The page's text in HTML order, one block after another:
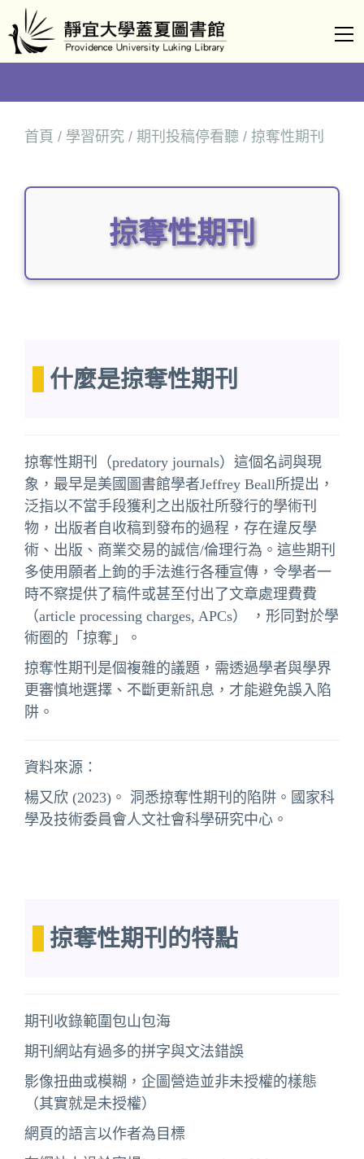
到
主
內
首頁 / 學習研究 / 期刊投稿停看聽 / 掠奪性期刊
掠奪性期刊
什麼是掠奪性期刊
掠奪性期刊（predatory journals）這個名詞與現
象，最早是美國圖書館學者Jeffrey Beall所提出，
泛指以不當手段獲利之出版社所發行的學術刊
物，出版者自收稿到發布的過程，存在違反學
術、出版、商業交易的誠信/倫理行為。這些期刊
多使用願者上鉤的手法進行各種宣傳，令學者一
時不察提供了稿件或甚至付出了文章處理費費
（article processing charges, APCs）
，形同對於學
術圈的「掠奪」。
掠奪性期刊是個複雜的議題，需透過學者與學界
更審慎地選擇、不斷更新訊息，才能避免誤入陷
阱。
資料來源：
楊又欣 (2023)。 洞悉掠奪性期刊的陷阱 。國家科
學及技術委員會人文社會科學研究中心。
掠奪性期刊的特點
期刊收錄範圍包山包海
期刊網站有過多的拼字與文法錯誤
影像扭曲或模糊，企圖營造並非未授權的樣態
（其實就是未授權）
網頁的語言以作者為目標